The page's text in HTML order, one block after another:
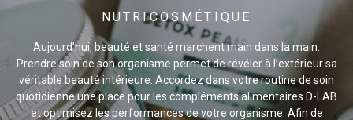
NUTRICOSMÉTIQUE
Aujourd’hui, beauté et santé marchent main dans la main.
Prendre soin de son organisme permet de révéler à l’extérieur sa
véritable beauté intérieure. Accordez dans votre routine de soin
quotidienne une place pour les compléments alimentaires D-LAB
et optimisez les performances de votre organisme. Afin de